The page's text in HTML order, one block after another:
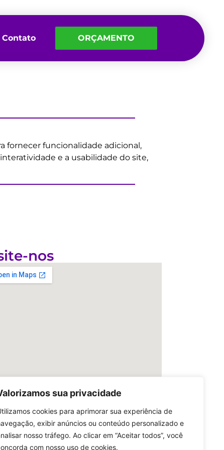
sua privacidade
cookies para aprimorar sua experiência de
exibir anúncios ou conteúdo personalizado e
nosso tráfego. Ao clicar em “Aceitar todos”, você
com nosso uso de cookies.
Contato ORÇAMENTO
fornecer funcionalidade adicional,
e a usabilidade do site,
nos